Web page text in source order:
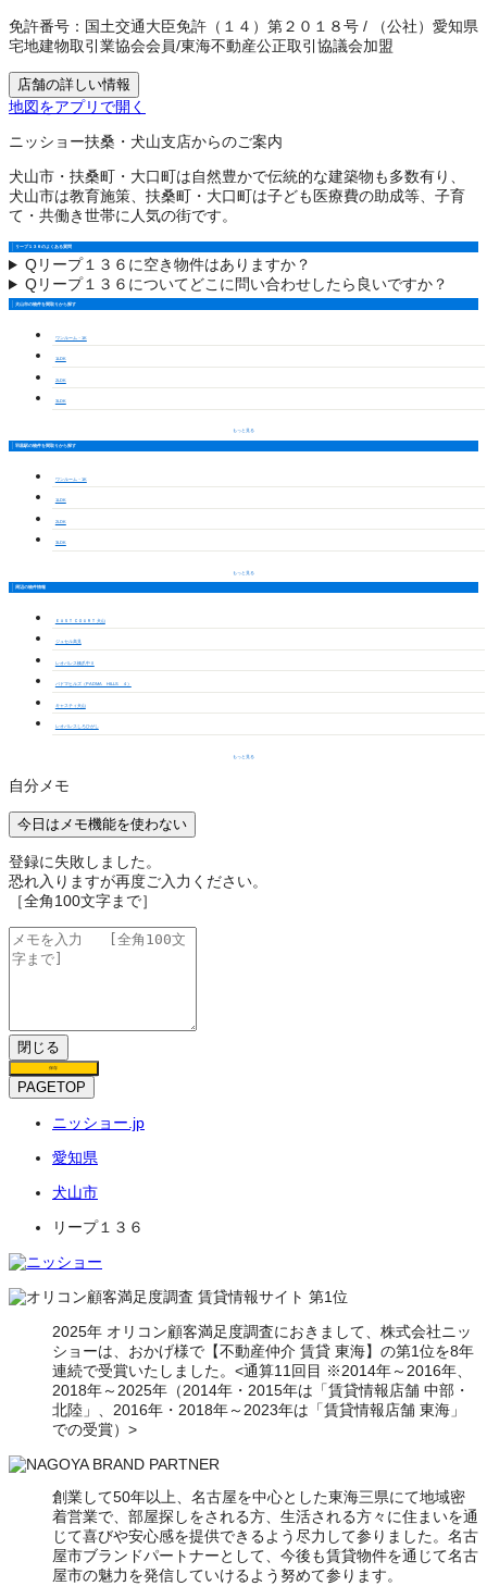
免許番号： 国土交通大臣免許（１４）第２０１８号 /
（公社）愛知県
宅地建物取引業協会会員/東海不動産公正取引協議会加盟
店舗の詳しい情報
地図をアプリで開く
ニッショー扶桑・犬山支店からのご案内
犬山市・扶桑町・大口町は自然豊かで伝統的な建築物も多数有り、
犬山市は教育施策、扶桑町・大口町は子ども医療費の助成等、子育
て・共働き世帯に人気の街です。
リープ１３６のよくある質問
Qリープ１３６に空き物件はありますか？
Qリープ１３６についてどこに問い合わせしたら良いですか？
犬山市の物件を間取りから探す
ワンルーム・1K
1LDK
2LDK
3LDK
もっと見る
羽黒駅の物件を間取りから探す
ワンルーム・1K
1LDK
2LDK
3LDK
もっと見る
周辺の物件情報
ＥＡＳＴ ＣＯＵＲＴ 犬山
ジュセル高見
レオパレス橋爪中Ⅱ
パドマヒルズ（PADMA HILLS ４）
キャスティ犬山
レオパレスしろひがし
もっと見る
自分メモ
今日はメモ機能を使わない
登録に失敗しました。
恐れ入りますが再度ご入力ください。
［全角100文字まで］
閉じる
保存
PAGETOP
ニッショー.jp
愛知県
犬山市
リープ１３６
2025年 オリコン顧客満足度調査におきまして、株式会社ニッ
ショーは、おかげ様で【不動産仲介 賃貸 東海】の第1位を8年
連続で受賞いたしました。<通算11回目 ※2014年～2016年、
2018年～2025年（2014年・2015年は「賃貸情報店舗 中部・
北陸」、2016年・2018年～2023年は「賃貸情報店舗 東海」
での受賞）>
創業して50年以上、名古屋を中心とした東海三県にて地域密
着営業で、部屋探しをされる方、生活される方々に住まいを通
じて喜びや安心感を提供できるよう尽力して参りました。名古
屋市ブランドパートナーとして、今後も賃貸物件を通じて名古
屋市の魅力を発信していけるよう努めて参ります。